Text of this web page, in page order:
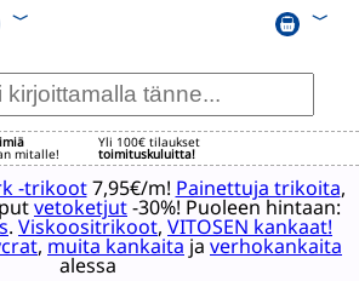
﹀ ﹀
mitalle!
Yli 100€ tilaukset
toimituskuluitta!
-trikoot7,95€/m! Painettuja trikoita,
vetoketjut-30%! Puoleen hintaan:
. Viskoositrikoot, VITOSEN kankaat!
,muita kankaitajaverhokankaita
alessa